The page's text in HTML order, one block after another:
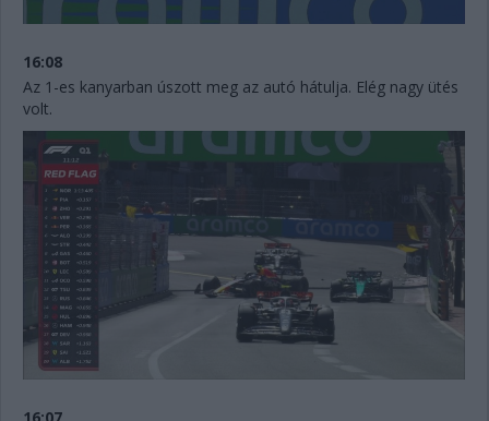
16:08
Az 1-es kanyarban úszott meg az autó hátulja. Elég nagy ütés
volt.